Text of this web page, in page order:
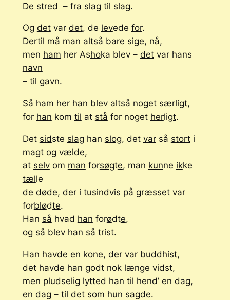
De stred – fra slag til slag.
Og detvar det, de levede for.
Dertil må man altså bare sige, nå,
men ham her Ashoka blev – detvar hans
navn
–til gavn.
Så ham her han blev altså noget særligt,
for han kom til at stå for noget herligt.
Det sidste slag han slog, det varså storti
magtog vælde,
at selvom man forsøgte, man kunne ikke
tælle
de døde, deri tusindvis på græsset var
forblødte.
Han så hvad han forødte,
og så blev han så trist.
Han havde en kone, der var buddhist,
det havde han godt nok længe vidst,
men pludselig lytted han til hend’ en dag,
en dag – til det som hun sagde.